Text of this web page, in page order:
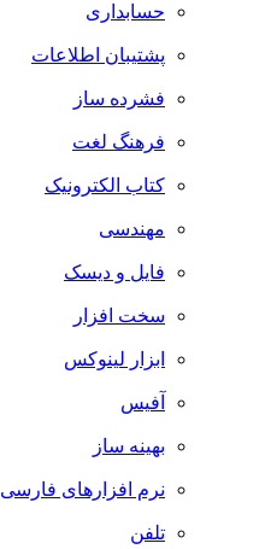
حسابداری
پشتیبان اطلاعات
فشرده ساز
فرهنگ لغت
کتاب الکترونیک
مهندسی
فایل و دیسک
سخت افزار
ابزار لینوکس
آفیس
بهینه ساز
نرم افزارهای فارسی
تلفن